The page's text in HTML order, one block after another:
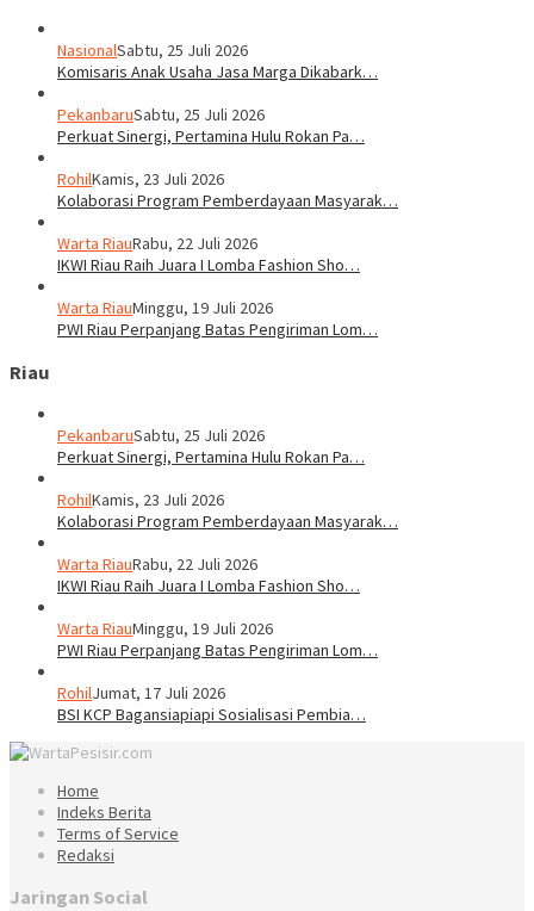
NasionalSabtu, 25 Juli 2026
Komisaris Anak Usaha Jasa Marga Dikabark…
PekanbaruSabtu, 25 Juli 2026
Perkuat Sinergi, Pertamina Hulu Rokan Pa…
RohilKamis, 23 Juli 2026
Kolaborasi Program Pemberdayaan Masyarak…
Warta RiauRabu, 22 Juli 2026
IKWI Riau Raih Juara I Lomba Fashion Sho…
Warta RiauMinggu, 19 Juli 2026
PWI Riau Perpanjang Batas Pengiriman Lom…
Riau
PekanbaruSabtu, 25 Juli 2026
Perkuat Sinergi, Pertamina Hulu Rokan Pa…
RohilKamis, 23 Juli 2026
Kolaborasi Program Pemberdayaan Masyarak…
Warta RiauRabu, 22 Juli 2026
IKWI Riau Raih Juara I Lomba Fashion Sho…
Warta RiauMinggu, 19 Juli 2026
PWI Riau Perpanjang Batas Pengiriman Lom…
RohilJumat, 17 Juli 2026
BSI KCP Bagansiapiapi Sosialisasi Pembia…
Home
Indeks Berita
Terms of Service
Redaksi
Jaringan Social